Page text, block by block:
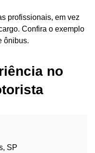
profissionais, em vez
Confira o exemplo
ônibus.
no
SP